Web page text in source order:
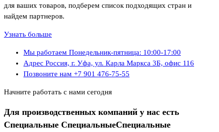
для ваших товаров, подберем список подходящих стран и
найдем партнеров.
Узнать больше
Мы работаем Понедельник-пятница: 10:00-17:00
Адрес Россия, г. Уфа, ул. Карла Маркса 3Б, офис 116
Позвоните нам +7 901 476-75-55
Начните работать с нами сегодня
Для производственных компаний у нас есть
Специальные СпециальныеСпециальные